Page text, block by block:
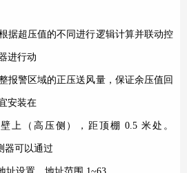
据超压值的不同进行逻辑计算并联动控
进行动
报警区域的正压送风量，保证余压值回
安装在
上（高压侧），距顶棚0.5米处。
器可以通过